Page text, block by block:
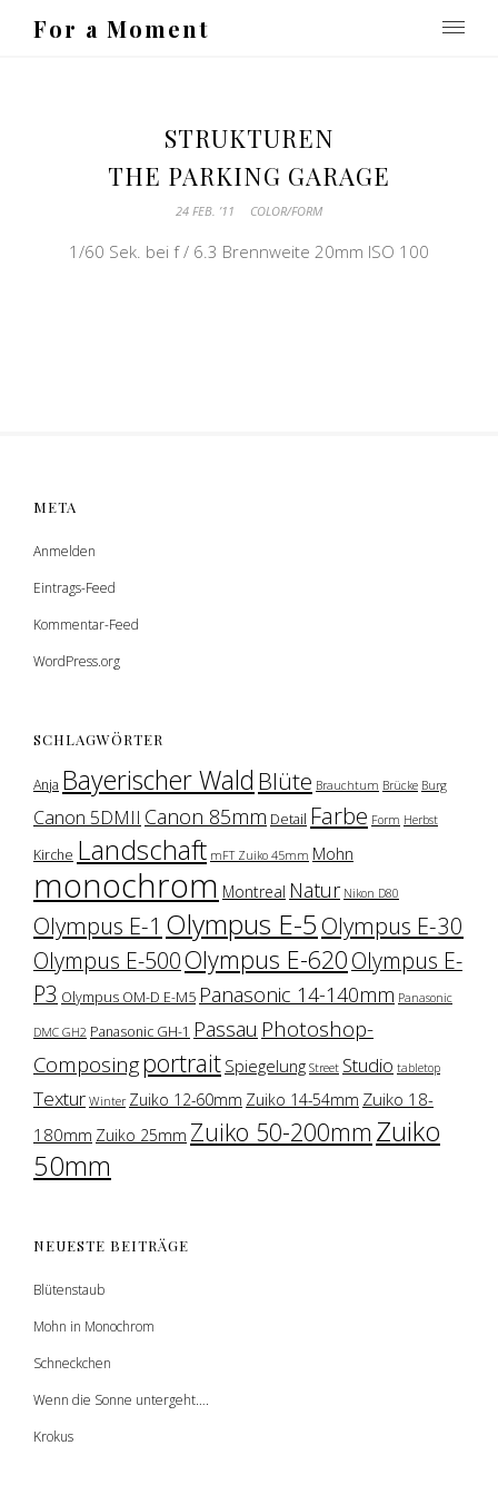
For a Moment
STRUKTUREN
THE PARKING GARAGE
24 FEB. ’11 COLOR/FORM
1/60 Sek. bei f / 6.3 Brennweite 20mm ISO 100
META
Anmelden
Eintrags-Feed
Kommentar-Feed
WordPress.org
SCHLAGWÖRTER
Anja Bayerischer Wald Blüte Brauchtum Brücke Burg
Canon 5DMII Canon 85mm Detail Farbe Form Herbst
Kirche Landschaft mFT Zuiko 45mm Mohn
monochrom Montreal Natur Nikon D80
Olympus E-1 Olympus E-5 Olympus E-30
Olympus E-500Olympus E-620Olympus E-
P3 Olympus OM-D E-M5 Panasonic 14-140mm Panasonic
DMC GH2 Panasonic GH-1 Passau Photoshop-
Composingportrait Spiegelung Street Studio tabletop
Textur Winter Zuiko 12-60mm Zuiko 14-54mm Zuiko 18-
180mm Zuiko 25mm Zuiko 50-200mm Zuiko
50mm
NEUESTE BEITRÄGE
Blütenstaub
Mohn in Monochrom
Schneckchen
Wenn die Sonne untergeht….
Krokus